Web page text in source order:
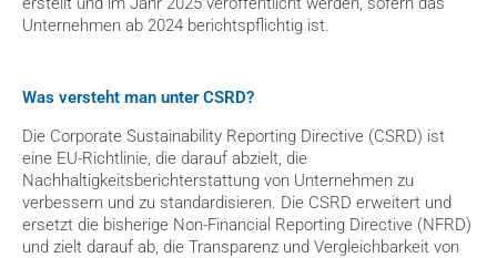
Unternehmen ab 2024 berichtspflichtig ist.
Was versteht man unter CSRD?
Die Corporate Sustainability Reporting Directive (CSRD) ist
eine EU-Richtlinie, die darauf abzielt, die
Nachhaltigkeitsberichterstattung von Unternehmen zu
verbessern und zu standardisieren. Die CSRD erweitert und
ersetzt die bisherige Non-Financial Reporting Directive (NFRD)
und zielt darauf ab, die Transparenz und Vergleichbarkeit von